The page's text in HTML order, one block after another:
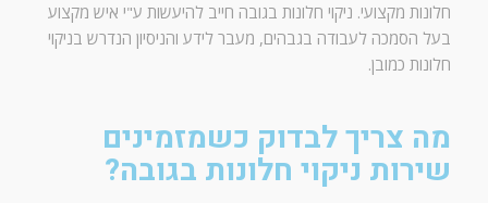
חלונות מקצועי. ניקוי חלונות בגובה חייב להיעשות ע"י איש מקצוע
בעל הסמכה לעבודה בגבהים, מעבר לידע והניסיון הנדרש בניקוי
חלונות כמובן.
מה צריך לבדוק כשמזמינים
שירות ניקוי חלונות בגובה?